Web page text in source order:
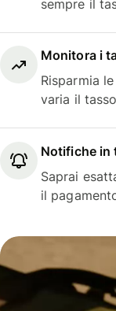
sempre il
Monitora i
Risparmia
varia il
Notifiche in
Saprai
il